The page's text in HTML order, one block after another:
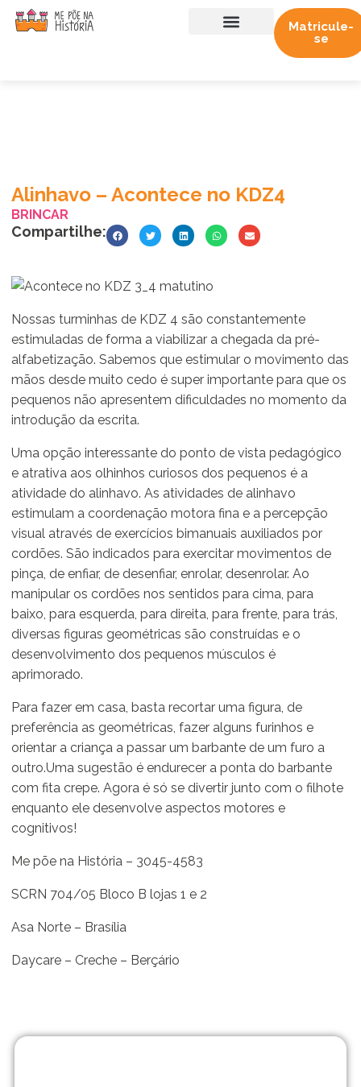
Matricule-
se
Alinhavo – Acontece no KDZ4
BRINCAR
Compartilhe:
Nossas turminhas de KDZ 4 são constantemente
estimuladas de forma a viabilizar a chegada da pré-
alfabetização. Sabemos que estimular o movimento das
mãos desde muito cedo é super importante para que os
pequenos não apresentem dificuldades no momento da
introdução da escrita.
Uma opção interessante do ponto de vista pedagógico
e atrativa aos olhinhos curiosos dos pequenos é a
atividade do alinhavo. As atividades de alinhavo
estimulam a coordenação motora fina e a percepção
visual através de exercícios bimanuais auxiliados por
cordões. São indicados para exercitar movimentos de
pinça, de enfiar, de desenfiar, enrolar, desenrolar. Ao
manipular os cordões nos sentidos para cima, para
baixo, para esquerda, para direita, para frente, para trás,
diversas figuras geométricas são construídas e o
desenvolvimento dos pequenos músculos é
aprimorado.
Para fazer em casa, basta recortar uma figura, de
preferência as geométricas, fazer alguns furinhos e
orientar a criança a passar um barbante de um furo a
outro.Uma sugestão é endurecer a ponta do barbante
com fita crepe. Agora é só se divertir junto com o filhote
enquanto ele desenvolve aspectos motores e
cognitivos!
Me põe na História – 3045-4583
SCRN 704/05 Bloco B lojas 1 e 2
Asa Norte – Brasília
Daycare – Creche – Berçário